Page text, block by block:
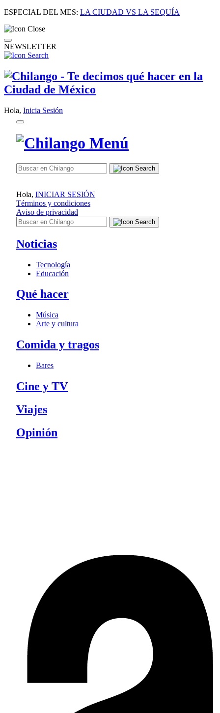
ESPECIAL DEL MES: LA CIUDAD VS LA SEQUÍA
NEWSLETTER
Hola, Inicia Sesión
Hola, INICIAR SESIÓN
Términos y condiciones
Aviso de privacidad
Noticias
Tecnología
Educación
Qué hacer
Música
Arte y cultura
Comida y tragos
Bares
Cine y TV
Viajes
Opinión